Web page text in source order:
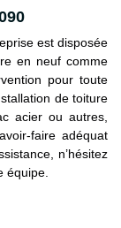
est disposée
en neuf comme
pour toute
de toiture
acier ou autres,
faire adéquat
n’hésitez
équipe.